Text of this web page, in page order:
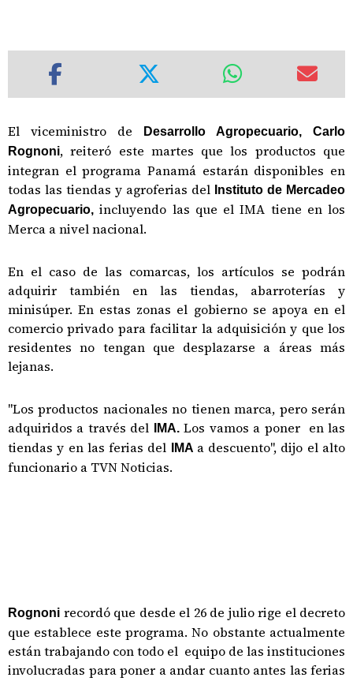
El viceministro de
Desarrollo Agropecuario, Carlo
Rognoni, reiteró este martes que los productos que
integran el programa Panamá estarán disponibles en
todas las tiendas y agroferias del Instituto de Mercadeo
Agropecuario, incluyendo las que el IMA tiene en los
Merca a nivel nacional.
En el caso de las comarcas, los artículos se podrán
adquirir también en las tiendas, abarroterías y
minisúper. En estas zonas el gobierno se apoya en el
comercio privado para facilitar la adquisición y que los
residentes no tengan que desplazarse a áreas más
lejanas.
"Los productos nacionales no tienen marca, pero serán
adquiridos a través del
IMA.Los vamos a poner en las
tiendas y en las ferias del IMA a descuento", dijo el alto
funcionario a TVN Noticias.
Rognoni recordó que desde el 26 de julio rige el decreto
que establece este programa. No obstante actualmente
están trabajando con todo el equipo de las instituciones
involucradas para poner a andar cuanto antes las ferias